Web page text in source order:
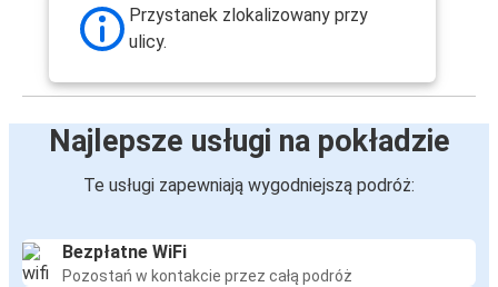
Przystanek zlokalizowany przy
ulicy.
Najlepsze usługi na pokładzie
Te usługi zapewniają wygodniejszą podróż:
Bezpłatne WiFi
Pozostań w kontakcie przez całą podróż